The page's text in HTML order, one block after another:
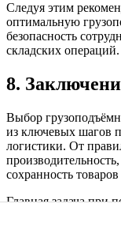
Следуя этим
оптимальную
безопасность
складских операций.
8.
Выбор
из ключевых шагов
логистики. От
сохранность
Главная задача при
мощностью и
«слишком сильным»
Грузоподъёмность